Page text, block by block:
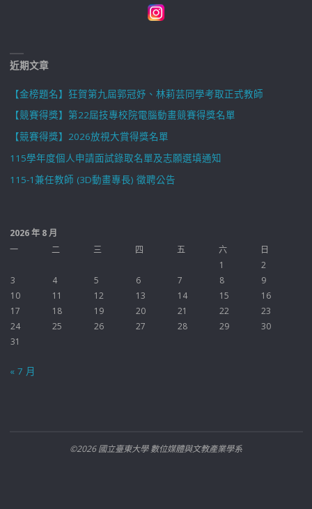
近期文章
【金榜題名】狂賀第九屆郭冠妤、林莉芸同學考取正式教師
【競賽得獎】第22屆技專校院電腦動畫競賽得獎名單
【競賽得獎】2026放視大賞得獎名單
115學年度個人申請面試錄取名單及志願選填通知
115-1兼任教師 (3D動畫專長) 徵聘公告
2026 年 8 月
一
二 三 四 五 六
日
1
2
3
4 5 6 7 8
9
10
11 12 13 14 15
16
17
18 19 20 21 22
23
24
25 26 27 28 29
30
31
« 7 月
©2026 國立臺東大學 數位媒體與文教產業學系